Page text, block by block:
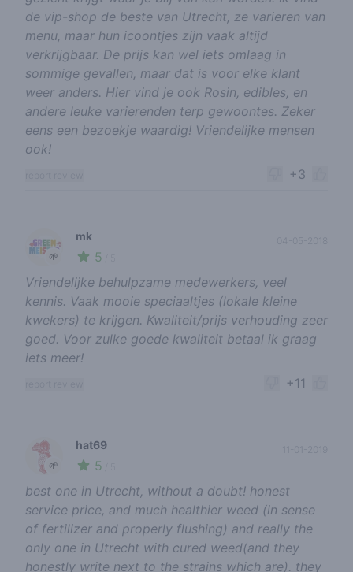
de vip-shop de beste van Utrecht, ze varieren van
menu, maar hun icoontjes zijn vaak altijd
verkrijgbaar. De prijs kan wel iets omlaag in
sommige gevallen, maar dat is voor elke klant
weer anders. Hier vind je ook Rosin, edibles, en
andere leuke varierenden terp gewoontes. Zeker
eens een bezoekje waardig! Vriendelijke mensen
ook!
+3
🌱
mk
5
Vriendelijke behulpzame medewerkers, veel
kennis. Vaak mooie speciaaltjes (lokale kleine
kwekers) te krijgen. Kwaliteit/prijs verhouding zeer
goed. Voor zulke goede kwaliteit betaal ik graag
iets meer!
+11
🌱
hat69
5
best one in Utrecht, without a doubt! honest
service price, and much healthier weed (in sense
of fertilizer and properly flushing) and really the
only one in Utrecht with cured weed(and they
honestly write next to the strains which are). they